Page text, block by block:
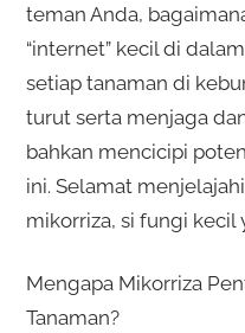
teman Anda,
“internet” kecil di
setiap tanaman di
turut serta menjaga
bahkan mencicipi
ini. Selamat
mikorriza, si fungi kecil
Mengapa Mikorriza
Tanaman?